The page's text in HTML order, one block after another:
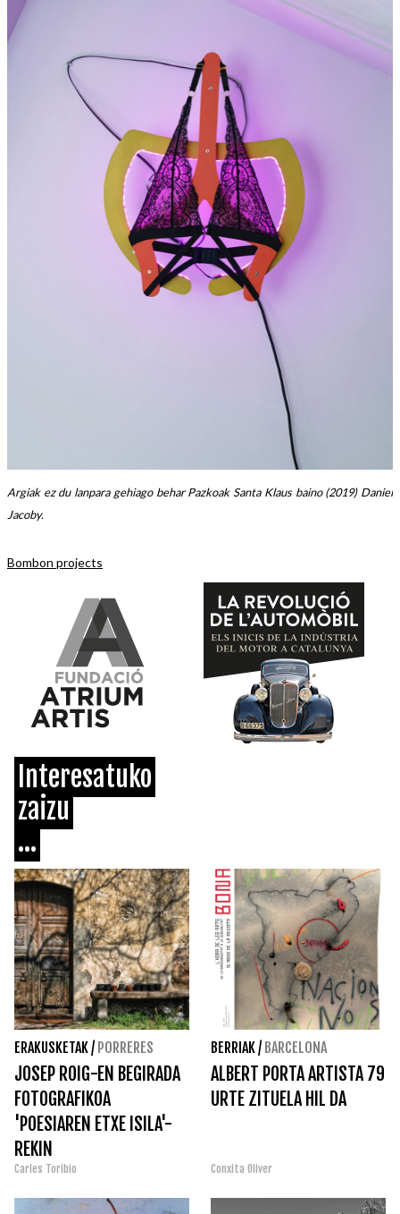
Argiak ez du lanpara gehiago behar Pazkoak Santa Klaus baino (2019) Daniel
Jacoby.
Bombon projects
Interesatuko
zaizu
...
ERAKUSKETAK/ PORRERES
JOSEP ROIG-EN BEGIRADA
FOTOGRAFIKOA
'POESIAREN ETXE ISILA'-
REKIN
Carles Toribio
BERRIAK/ BARCELONA
ALBERT PORTA ARTISTA 79
URTE ZITUELA HIL DA
Conxita Oliver